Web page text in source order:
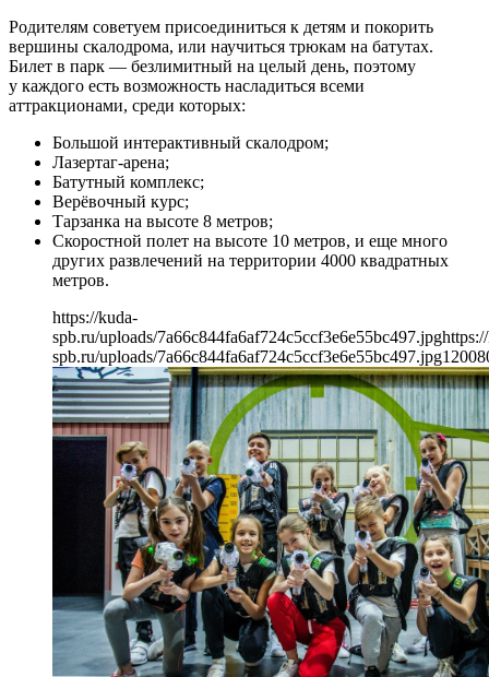
Родителям советуем присоединиться к детям и покорить
вершины скалодрома, или научиться трюкам на батутах.
Билет в парк — безлимитный на целый день, поэтому
у каждого есть возможность насладиться всеми
аттракционами, среди которых:
Большой интерактивный скалодром;
Лазертаг-арена;
Батутный комплекс;
Верёвочный курс;
Тарзанка на высоте 8 метров;
Скоростной полет на высоте 10 метров, и еще много
других развлечений на территории 4000 квадратных
метров.
https://kuda-
spb.ru/uploads/7a66c844fa6af724c5ccf3e6e55bc497.jpg
spb.ru/uploads/7a66c844fa6af724c5ccf3e6e55bc497.jpg1200